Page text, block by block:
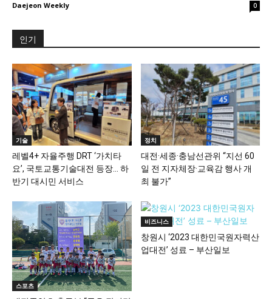
Daejeon Weekly 0
인기
기술
레벨4+ 자율주행 DRT ‘가치타
요’, 국토교통기술대전 등장… 하
반기 대시민 서비스
정치
대전·세종·충남선관위 “지선 60
일 전 지자체장·교육감 행사 개
최 불가”
스포츠
비즈니스
창원시 ‘2023 대한민국원자력산
업대전’ 성료 – 부산일보